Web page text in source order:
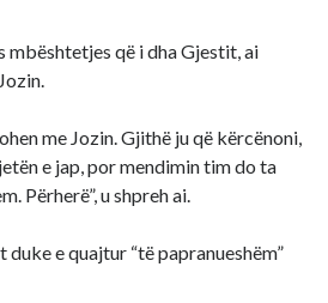
mbështetjes që i dha Gjestit, ai
me Jozin. Gjithë ju që kërcënoni,
e jap, por mendimin tim do ta
Përherë”, u shpreh ai.
e quajtur “të papranueshëm”